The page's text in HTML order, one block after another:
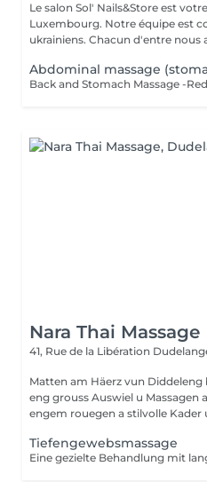
Le salon Sol' Nails&Store est
Luxembourg. Notre équipe est composée de PROspécialistes
ukrainiens. Chacun d'entre nous
Abdominal massage
Nara Thai Massage
41, Rue de la Libération
Matten am Häerz vun Diddeleng
eng grouss Auswiel u Massagen
engem rouegen a stilvolle Kader
Tiefengewebsmassage